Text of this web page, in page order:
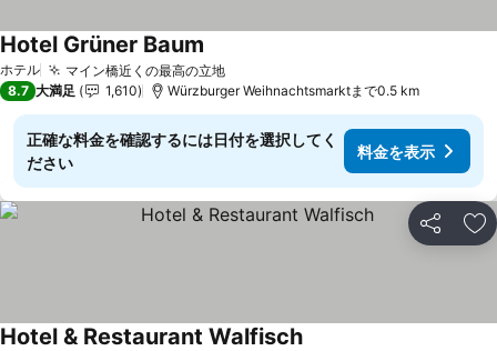
ホテル マイン橋近くの最高の立地
Hotel Grüner Baum
8.7 大満足 1,610 Würzburger Weihnachtsmarktまで0.5 km
正確な料金を確認するには日付を選択してく
ださい
料金を表示
シェア お
Hotel & Restaurant Walfisch